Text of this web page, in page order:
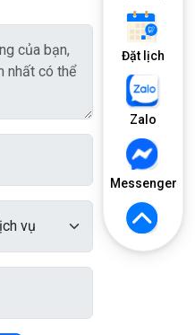
Đặt lịch
Zalo
Messenger